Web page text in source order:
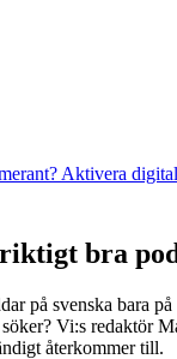
Aktivera
bra
på svenska bara
Vi:s redaktör
återkommer till.